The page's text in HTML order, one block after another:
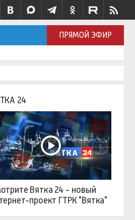
ПРЯМОЙ ЭФИР
24
Вятка 24 - новый
проект ГТРК "Вятка"